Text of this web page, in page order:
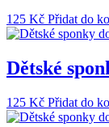
125 Kč Přidat do
Dětské
125 Kč Přidat do